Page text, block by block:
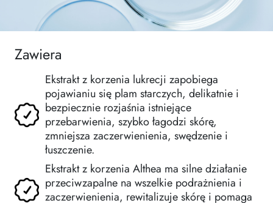
Zawiera
Ekstrakt z korzenia lukrecji zapobiega
pojawianiu się plam starczych, delikatnie i
bezpiecznie rozjaśnia istniejące
przebarwienia, szybko łagodzi skórę,
zmniejsza zaczerwienienia, swędzenie i
łuszczenie.
Ekstrakt z korzenia Althea ma silne działanie
przeciwzapalne na wszelkie podrażnienia i
zaczerwienienia, rewitalizuje skórę i pomaga